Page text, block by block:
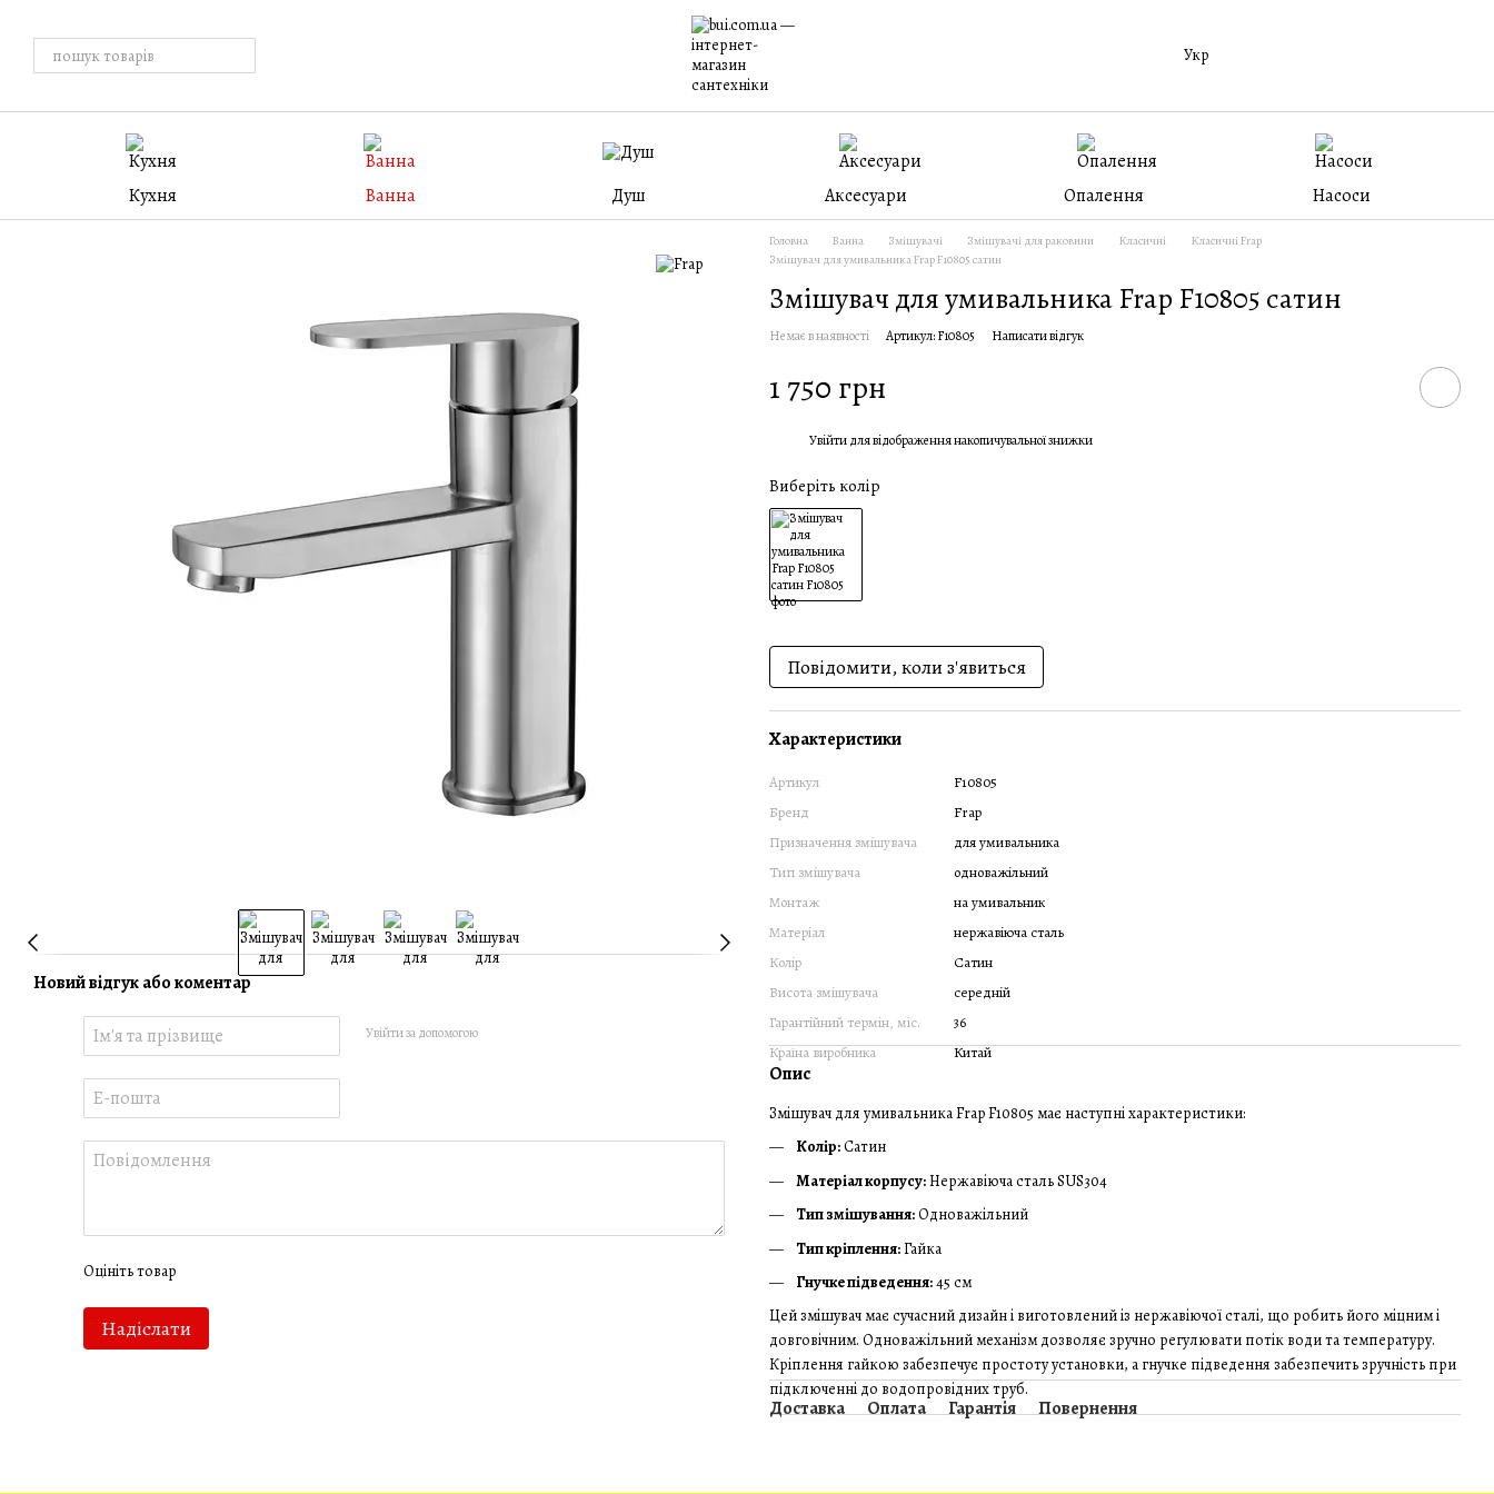
Укр
Кухня Ванна Душ Аксесуари Опалення Насоси
Новий відгук або коментар
Увійти за допомогою
Оцініть товар
Надіслати
Головна Ванна Змішувачі Змішувачі для раковини Класичні
Класичні Frap
Змішувач для умивальника Frap F10805 сатин
Змішувач для умивальника Frap F10805 сатин
Немає в наявності Артикул: F10805 Написати відгук
1 750 грн
Увійтидля відображення накопичувальної знижки
Виберіть колір
Повідомити, коли з'явиться
Характеристики
Артикул
F10805
Бренд
Frap
Призначення змішувача
для умивальника
Тип змішувача
одноважільний
Монтаж
на умивальник
Матеріал
нержавіюча сталь
Колір
Сатин
Висота змішувача
середній
Гарантійний термін, міс.
36
Країна виробника
Китай
Опис
Змішувач для умивальника Frap F10805 має наступні характеристики:
Колір:Сатин
Матеріал корпусу:Нержавіюча сталь SUS304
Тип змішування:Одноважільний
Тип кріплення:Гайка
Гнучке підведення:45 см
Цей змішувач має сучасний дизайн і виготовлений із нержавіючої сталі, що робить його міцним і
довговічним. Одноважільний механізм дозволяє зручно регулювати потік води та температуру.
Кріплення гайкою забезпечує простоту установки, а гнучке підведення забезпечить зручність при
підключенні до водопровідних труб.
Доставка Оплата Гарантія Повернення